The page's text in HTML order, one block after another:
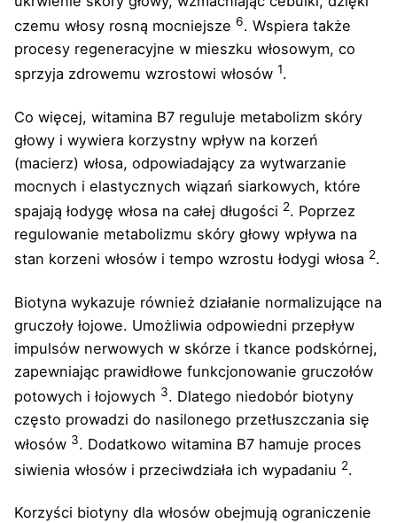
czemu włosy rosną mocniejsze 6. Wspiera także
procesy regeneracyjne w mieszku włosowym, co
sprzyja zdrowemu wzrostowi włosów 1.
Co więcej, witamina B7 reguluje metabolizm skóry
głowy i wywiera korzystny wpływ na korzeń
(macierz) włosa, odpowiadający za wytwarzanie
mocnych i elastycznych wiązań siarkowych, które
spajają łodygę włosa na całej długości 2. Poprzez
regulowanie metabolizmu skóry głowy wpływa na
stan korzeni włosów i tempo wzrostu łodygi włosa 2.
Biotyna wykazuje również działanie normalizujące na
gruczoły łojowe. Umożliwia odpowiedni przepływ
impulsów nerwowych w skórze i tkance podskórnej,
zapewniając prawidłowe funkcjonowanie gruczołów
potowych i łojowych 3. Dlatego niedobór biotyny
często prowadzi do nasilonego przetłuszczania się
włosów 3. Dodatkowo witamina B7 hamuje proces
siwienia włosów i przeciwdziała ich wypadaniu 2.
Korzyści biotyny dla włosów obejmują ograniczenie